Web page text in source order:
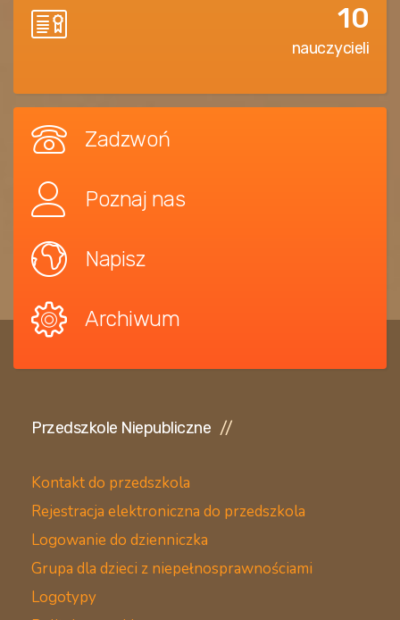
10
nauczycieli
Zadzwoń
Poznaj nas
Napisz
Archiwum
Przedszkole Niepubliczne
Kontakt do przedszkola
Rejestracja elektroniczna do przedszkola
Logowanie do dzienniczka
Grupa dla dzieci z niepełnosprawnościami
Logotypy